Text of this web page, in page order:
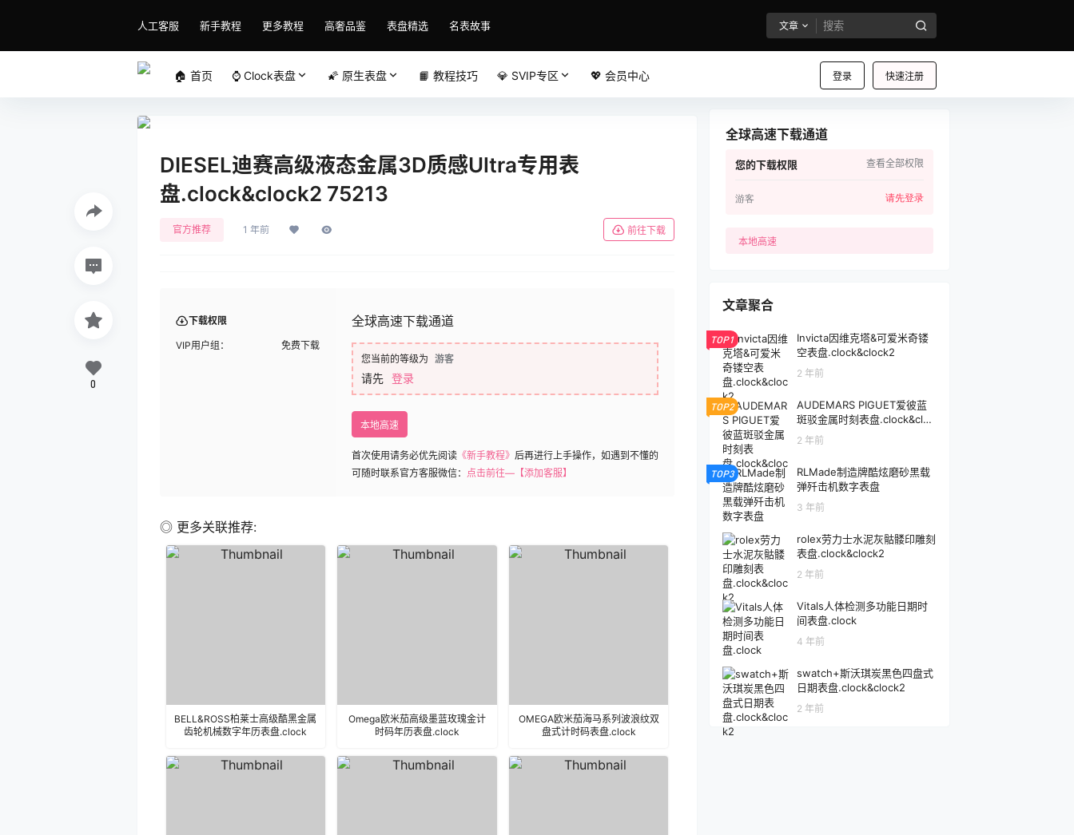
人工客服 新手教程 更多教程 高奢品鉴 表盘精选 名表故事 文章
登录 快速注册
🏠 首页 ⌚️ Clock表盘 🌠 原生表盘 📙 教程技巧 💎 SVIP专区 💖 会员中心
DIESEL迪赛高级液态金属3D质感Ultra专用表
盘.clock&clock2 75213
官方推荐 1 年前 前往下载
下载权限
VIP用户组： 免费下载
全球高速下载通道
您当前的等级为 游客
请先 登录
本地高速
首次使用请务必优先阅读 《新手教程》 后再进行上手操作，如遇到不懂的
可随时联系官方客服微信： 点击前往—【添加客服】
◎ 更多关联推荐:
BELL&ROSS柏莱士高级酷黑金属
齿轮机械数字年历表盘.clock
Omega欧米茄高级墨蓝玫瑰金计
时码年历表盘.clock
OMEGA欧米茄海马系列波浪纹双
盘式计时码表盘.clock
0
全球高速下载通道
您的下载权限 查看全部权限
游客 请先登录
本地高速
文章聚合
TOP1
Invicta因维克塔&可爱米奇镂
空表盘.clock&clock2
2 年前
TOP2
AUDEMARS PIGUET爱彼蓝
斑驳金属时刻表盘.clock&cloc
k2
2 年前
TOP3
RLMade制造牌酷炫磨砂黑载
弹歼击机数字表盘
3 年前
rolex劳力士水泥灰骷髅印雕刻
表盘.clock&clock2
2 年前
Vitals人体检测多功能日期时
间表盘.clock
4 年前
swatch+斯沃琪炭黑色四盘式
日期表盘.clock&clock2
2 年前